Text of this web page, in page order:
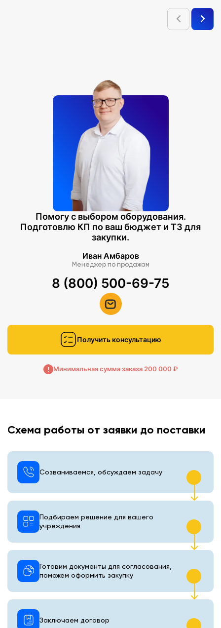
Помогу с выбором оборудования.
Подготовлю КП по ваш бюджет и ТЗ для
закупки.
Иван Амбаров
Менеджер по продажам
8 (800) 500-69-75
Получить консультацию
Минимальная сумма заказа 200 000 ₽
Схема работы от заявки до поставки
Созваниваемся, обсуждаем задачу
Подбираем решение для вашего
учреждения
Готовим документы для согласования,
поможем оформить закупку
Заключаем договор